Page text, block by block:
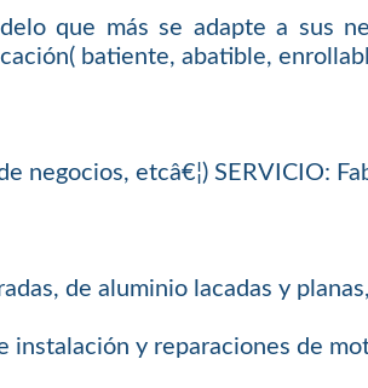
que más se adapte a sus
batiente, abatible,
negocios, etcâ€¦) SERVICIO:
de aluminio lacadas y
y reparaciones de